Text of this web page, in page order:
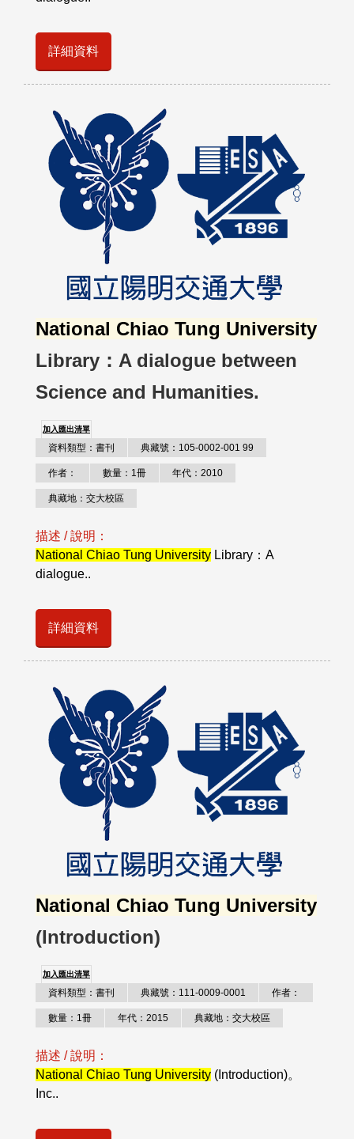
詳細資料
National Chiao Tung University
Library：A dialogue between
Science and Humanities.
加入匯出清單
資料類型：書刊 典藏號：105-0002-001 99
作者： 數量：1冊 年代：2010
典藏地：交大校區
描述 / 說明：
National Chiao Tung University Library：A
dialogue..
詳細資料
National Chiao Tung University
(Introduction)
加入匯出清單
資料類型：書刊 典藏號：111-0009-0001 作者：
數量：1冊 年代：2015 典藏地：交大校區
描述 / 說明：
National Chiao Tung University (Introduction)。
Inc..